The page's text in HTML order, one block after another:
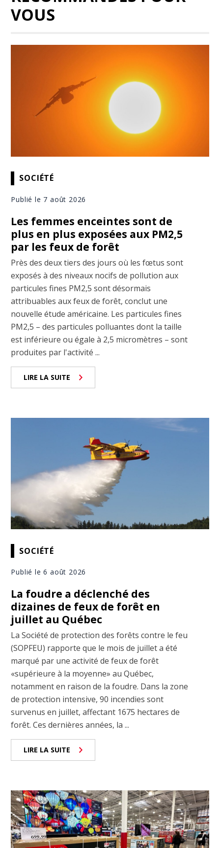
VOUS
SOCIÉTÉ
Publié le 7 août 2026
Les femmes enceintes sont de
plus en plus exposées aux PM2,5
par les feux de forêt
Près des deux tiers des jours où les fœtus sont
exposés à des niveaux nocifs de pollution aux
particules fines PM2,5 sont désormais
attribuables aux feux de forêt, conclut une
nouvelle étude américaine. Les particules fines
PM2,5 – des particules polluantes dont la taille
est inférieure ou égale à 2,5 micromètres – sont
produites par l'activité ...
LIRE LA SUITE
SOCIÉTÉ
Publié le 6 août 2026
La foudre a déclenché des
dizaines de feux de forêt en
juillet au Québec
La Société de protection des forêts contre le feu
(SOPFEU) rapporte que le mois de juillet a été
marqué par une activité de feux de forêt
«supérieure à la moyenne» au Québec,
notamment en raison de la foudre. Dans la zone
de protection intensive, 90 incendies sont
survenus en juillet, affectant 1675 hectares de
forêt. Ces dernières années, la ...
LIRE LA SUITE